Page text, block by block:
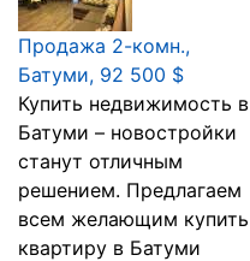
Продажа 2-комн.,
Батуми, 92 500 $
Купить недвижимость в
Батуми – новостройки
станут отличным
решением. Предлагаем
всем желающим купить
квартиру в Батуми